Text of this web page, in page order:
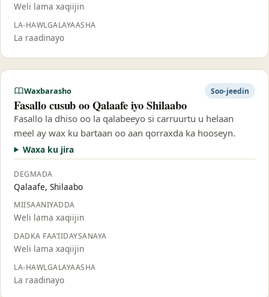
Weli lama xaqiijin
LA-HAWLGALAYAASHA
La raadinayo
Waxbarasho Soo-jeedin
Fasallo cusub oo Qalaafe iyo Shilaabo
Fasallo la dhiso oo la qalabeeyo si carruurtu u helaan
meel ay wax ku bartaan oo aan qorraxda ka hooseyn.
Waxa ku jira
DEGMADA
Qalaafe, Shilaabo
MIISAANIYADDA
Weli lama xaqiijin
DADKA FAA’IIDAYSANAYA
Weli lama xaqiijin
LA-HAWLGALAYAASHA
La raadinayo